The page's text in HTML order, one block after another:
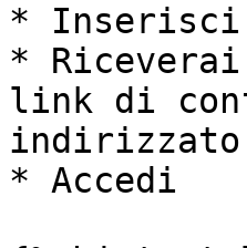
* Inserisci
*
link di
indirizzato
* Accedi